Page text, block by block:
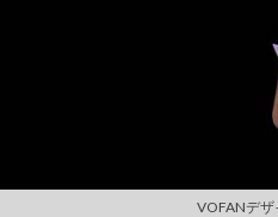
VOFANデ